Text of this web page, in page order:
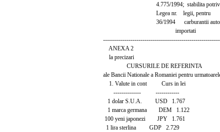
4.775/1994; stabilita
Legea nr. legii, pentru
36/1994 carburantii auto
importati
ANEXA 2
la precizari
CURSURILE DE REFERINTA
ale Bancii Nationale a Romaniei pentru
1. Valute in cont Curs in lei
-------------- ------------
1 dolar S.U.A. USD 1.767
1 marca germana DEM 1.122
100 yeni japonezi JPY 1.761
1 lira sterlina GDP 2.729